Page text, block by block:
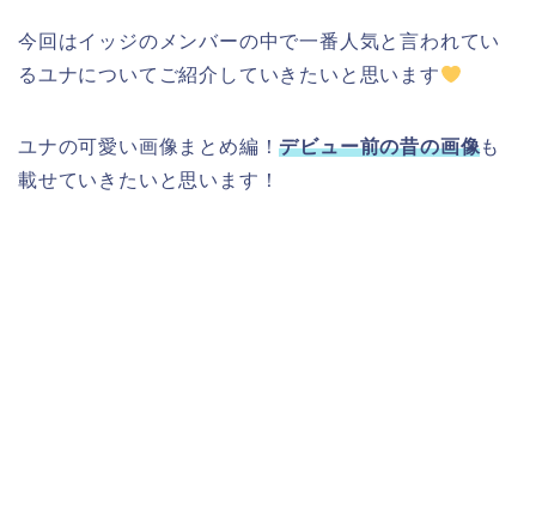
今回はイッジのメンバーの中で一番人気と言われてい
るユナについてご紹介していきたいと思います
ユナの可愛い画像まとめ編！デビュー前の昔の画像も
載せていきたいと思います！